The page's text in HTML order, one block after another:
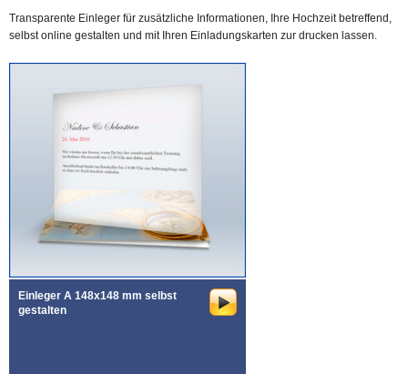
Transparente Einleger für zusätzliche Informationen, Ihre Hochzeit betreffend,
selbst online gestalten und mit Ihren Einladungskarten zur drucken lassen.
Einleger A 148x148 mm selbst
gestalten